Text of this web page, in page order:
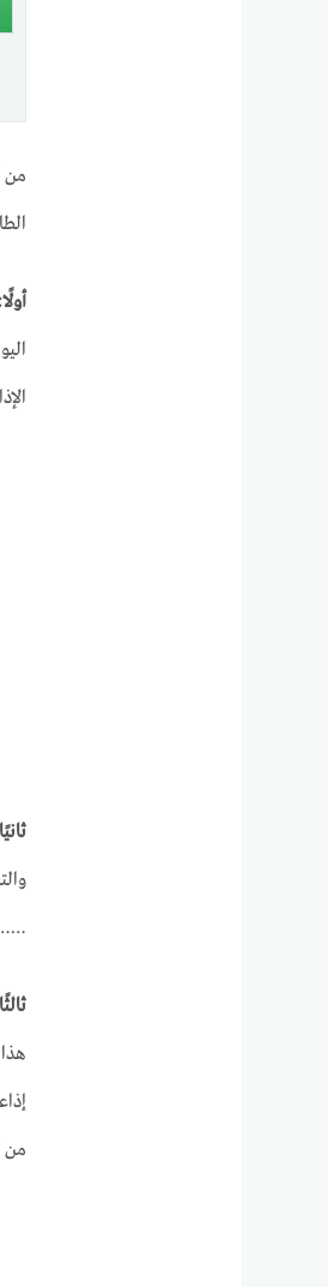
من
من